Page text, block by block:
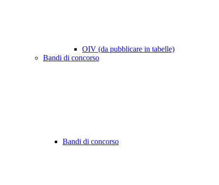
OIV (da pubblicare in tabelle)
Bandi di concorso
Bandi di concorso